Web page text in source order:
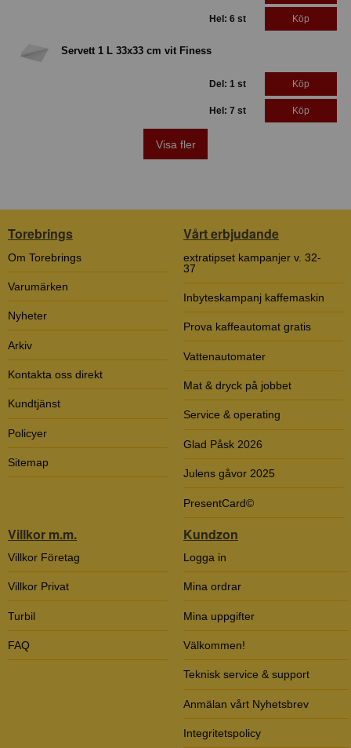
Hel: 6 st Köp
Servett 1 L 33x33 cm vit Finess
Del: 1 st Köp
Hel: 7 st Köp
Visa fler
Torebrings
Om Torebrings
Varumärken
Nyheter
Arkiv
Kontakta oss direkt
Kundtjänst
Policyer
Sitemap
Vårt erbjudande
extratipset kampanjer v. 32-
37
Inbyteskampanj kaffemaskin
Prova kaffeautomat gratis
Vattenautomater
Mat & dryck på jobbet
Service & operating
Glad Påsk 2026
Julens gåvor 2025
PresentCard©
Villkor m.m.
Villkor Företag
Villkor Privat
Turbil
FAQ
Kundzon
Logga in
Mina ordrar
Mina uppgifter
Välkommen!
Teknisk service & support
Anmälan vårt Nyhetsbrev
Integritetspolicy